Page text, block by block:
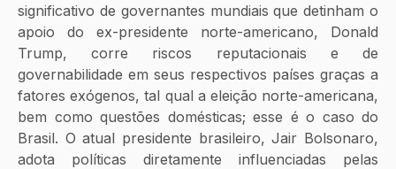
significativo de governantes mundiais que detinham o
apoio do ex-presidente norte-americano, Donald
Trump, corre riscos reputacionais e de
governabilidade em seus respectivos países graças a
fatores exógenos, tal qual a eleição norte-americana,
bem como questões domésticas; esse é o caso do
Brasil. O atual presidente brasileiro, Jair Bolsonaro,
adota políticas diretamente influenciadas pelas